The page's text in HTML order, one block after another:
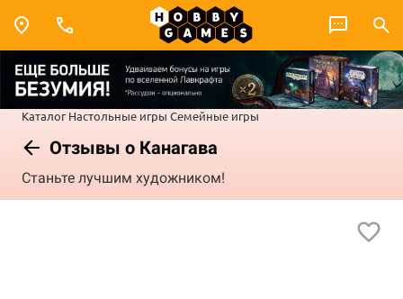
Каталог Настольные игры Семейные игры
Отзывы о Канагава
Станьте лучшим художником!